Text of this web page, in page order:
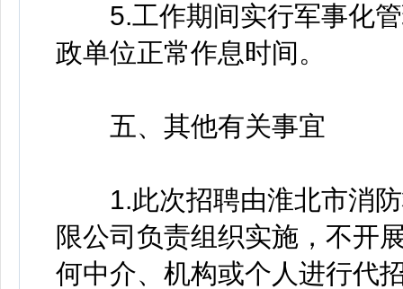
5.工作期间实行军事化管
政单位正常作息时间。
五、其他有关事宜
1.此次招聘由淮北市消防
限公司负责组织实施，不开
何中介、机构或个人进行代